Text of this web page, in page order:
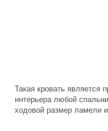
Такая кровать является
интерьера любой
ходовой размер ламели